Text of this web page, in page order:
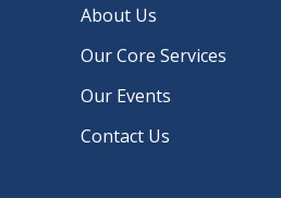
About Us
Our Core Services
Our Events
Contact Us